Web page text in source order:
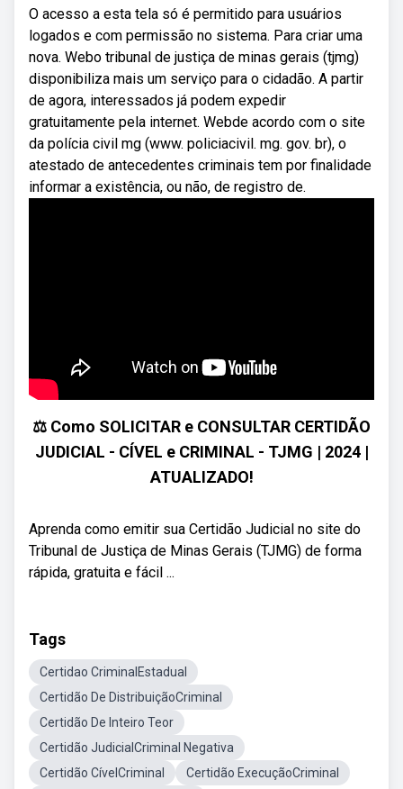
O acesso a esta tela só é permitido para usuários
logados e com permissão no sistema. Para criar uma
nova. Webo tribunal de justiça de minas gerais (tjmg)
disponibiliza mais um serviço para o cidadão. A partir
de agora, interessados já podem expedir
gratuitamente pela internet. Webde acordo com o site
da polícia civil mg (www. policiacivil. mg. gov. br), o
atestado de antecedentes criminais tem por finalidade
informar a existência, ou não, de registro de.
⚖️ Como SOLICITAR e CONSULTAR CERTIDÃO
JUDICIAL - CÍVEL e CRIMINAL - TJMG | 2024 |
ATUALIZADO!
Aprenda como emitir sua Certidão Judicial no site do
Tribunal de Justiça de Minas Gerais (TJMG) de forma
rápida, gratuita e fácil ...
Tags
Certidao CriminalEstadual
Certidão De DistribuiçãoCriminal
Certidão De Inteiro Teor
Certidão JudicialCriminal Negativa
Certidão CívelCriminal
Certidão ExecuçãoCriminal